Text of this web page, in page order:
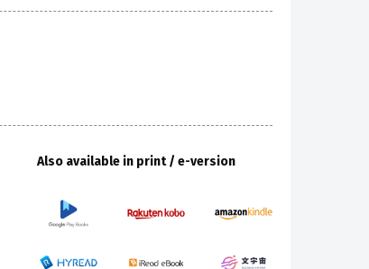
Also available in print / e-version